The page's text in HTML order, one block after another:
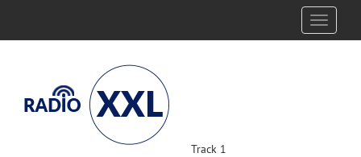
Toggle
Track 1